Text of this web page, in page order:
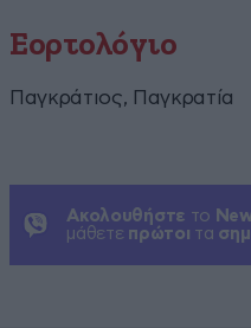
Εορτολόγιο
Παγκράτιος, Παγκρατία
Ακολουθήστε το
μάθετε πρώτοι τα